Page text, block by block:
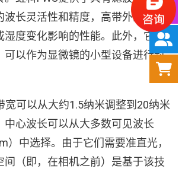
波长灵活性和精度，高带外消光以
湿度变化影响的性能。此外，它简
可以作为显微镜的小型设备进行封
宽可以从大约1.5纳米调整到20纳米
中心波长可以从大多数可见波长
）中选择。由于它们需要准直光，
间（即，在相机之前）是基于该技